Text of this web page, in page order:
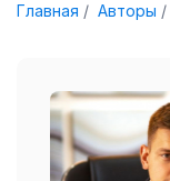
Главная Авторы